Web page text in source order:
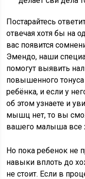
Постарайтесь
отвечая хотя бы на
вас появится
Эмендо, наши
помогут выявить
повышенного
ребёнка, и если у
об этом узнаете и
мышц нет, то вы
вашего малыша все
Но пока ребенок не
навыки вплоть до
не стоит. Если в